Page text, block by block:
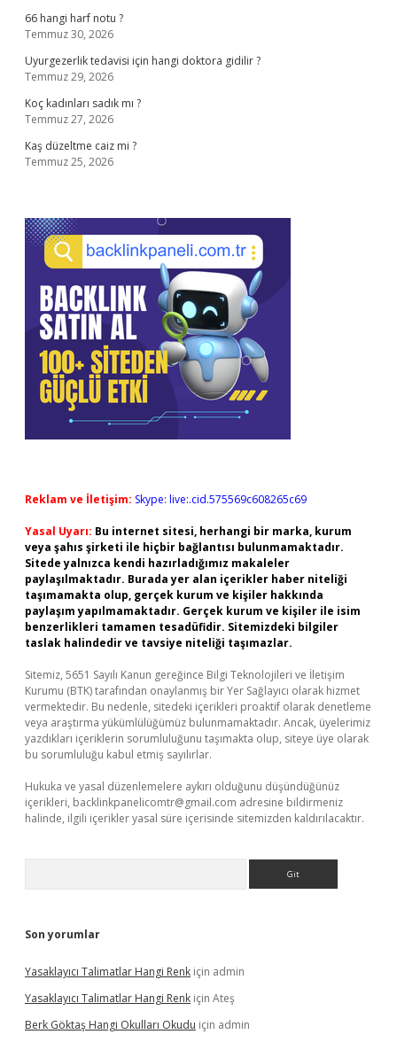
66 hangi harf notu ?
Temmuz 30, 2026
Uyurgezerlik tedavisi için hangi doktora gidilir ?
Temmuz 29, 2026
Koç kadınları sadık mı ?
Temmuz 27, 2026
Kaş düzeltme caiz mi ?
Temmuz 25, 2026
Reklam ve İletişim: Skype: live:.cid.575569c608265c69
Yasal Uyarı: Bu internet sitesi, herhangi bir marka, kurum
veya şahıs şirketi ile hiçbir bağlantısı bulunmamaktadır.
Sitede yalnızca kendi hazırladığımız makaleler
paylaşılmaktadır. Burada yer alan içerikler haber niteliği
taşımamakta olup, gerçek kurum ve kişiler hakkında
paylaşım yapılmamaktadır. Gerçek kurum ve kişiler ile isim
benzerlikleri tamamen tesadüfidir. Sitemizdeki bilgiler
taslak halindedir ve tavsiye niteliği taşımazlar.
Sitemiz, 5651 Sayılı Kanun gereğince Bilgi Teknolojileri ve İletişim
Kurumu (BTK) tarafından onaylanmış bir Yer Sağlayıcı olarak hizmet
vermektedir. Bu nedenle, sitedeki içerikleri proaktif olarak denetleme
veya araştırma yükümlülüğümüz bulunmamaktadır. Ancak, üyelerimiz
yazdıkları içeriklerin sorumluluğunu taşımakta olup, siteye üye olarak
bu sorumluluğu kabul etmiş sayılırlar.
Hukuka ve yasal düzenlemelere aykırı olduğunu düşündüğünüz
içerikleri, backlinkpanelicomtr@gmail.com adresine bildirmeniz
halinde, ilgili içerikler yasal süre içerisinde sitemizden kaldırılacaktır.
Son yorumlar
Yasaklayıcı Talimatlar Hangi Renk için admin
Yasaklayıcı Talimatlar Hangi Renk için Ateş
Berk Göktaş Hangi Okulları Okudu için admin